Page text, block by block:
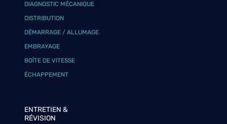
DIAGNOSTIC MÉCANIQUE
DISTRIBUTION
DÉMARRAGE / ALLUMAGE
EMBRAYAGE
BOÎTE DE VITESSE
ÉCHAPPEMENT
ENTRETIEN &
RÉVISION